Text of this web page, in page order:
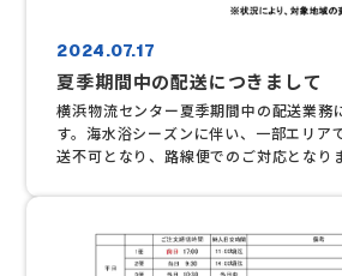
2024.07.17
夏季期間中の配送につきまして
横浜物流センター夏季期間中の配送業務
す。海水浴シーズンに伴い、一部エリア
送不可となり、路線便でのご対応となり